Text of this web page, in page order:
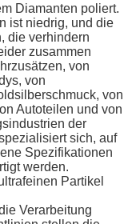
Diamanten poliert.
ist niedrig, und die
die verhindern
zusammen
von
von
von
Autoteilen und von
der
sich, auf
Spezifikationen
werden.
Partikel
Verarbeitung